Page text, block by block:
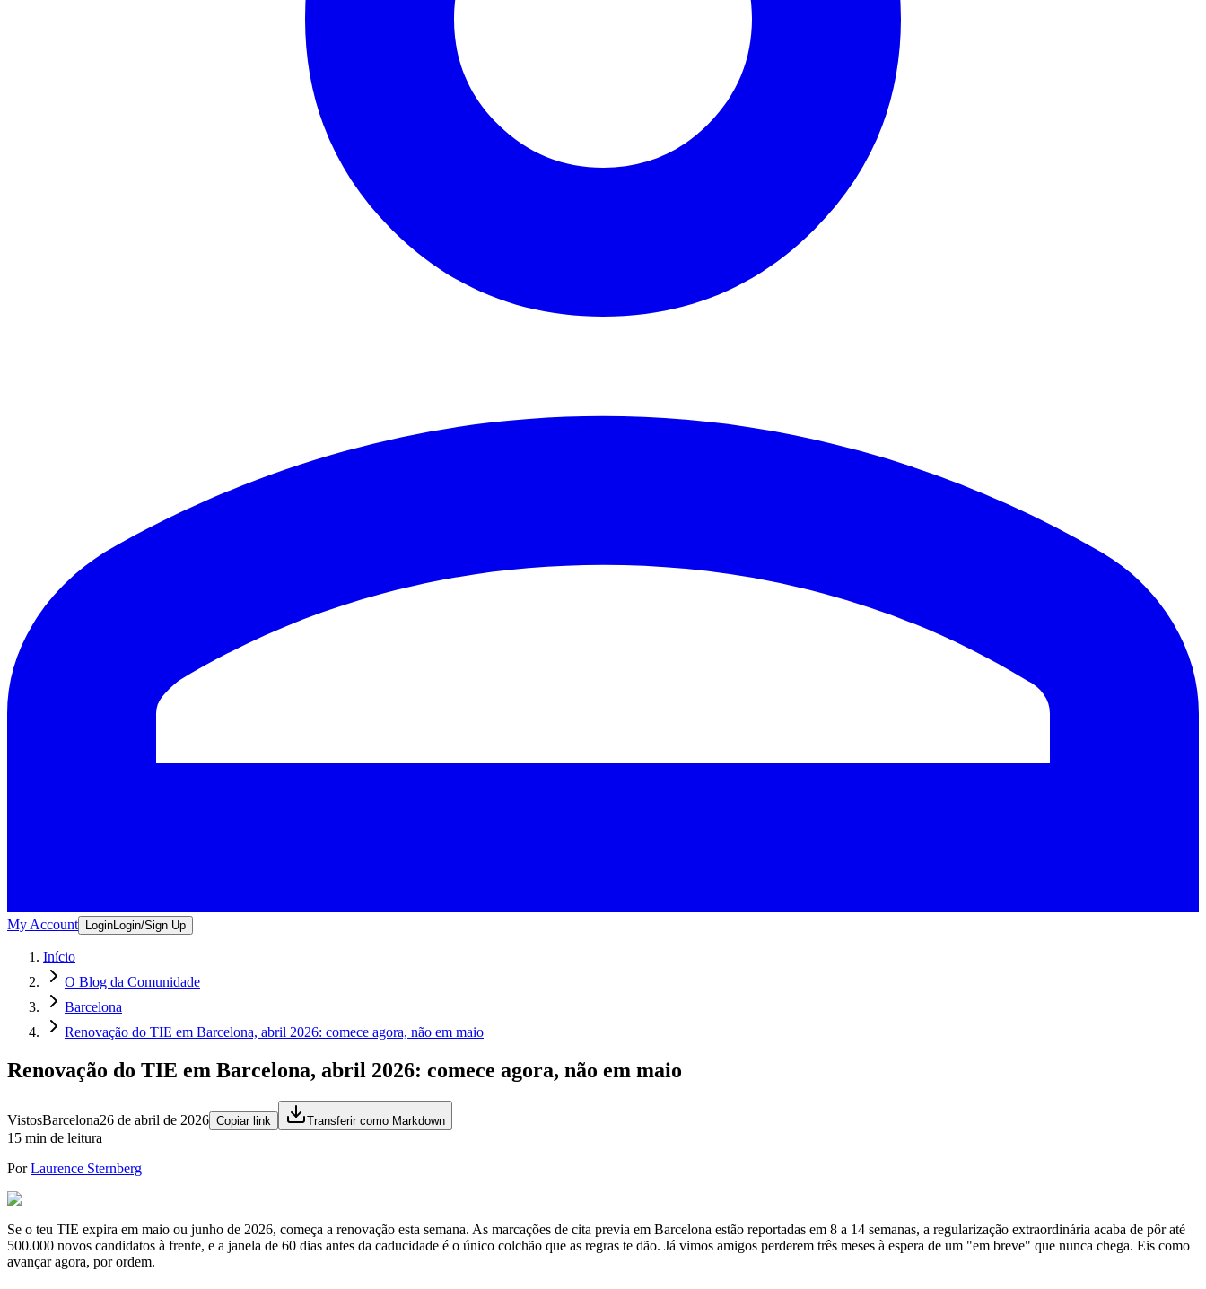
My Account LoginLogin/Sign Up
Início
O Blog da Comunidade
Barcelona
Renovação do TIE em Barcelona, abril 2026: comece agora, não em maio
Renovação do TIE em Barcelona, abril 2026: comece agora, não em maio
VistosBarcelona26 de abril de 2026 Copiar link Transferir como Markdown
15 min de leitura
Por Laurence Sternberg
Se o teu TIE expira em maio ou junho de 2026, começa a renovação esta semana. As marcações de cita previa em Barcelona estão reportadas em 8 a 14 semanas, a regularização extraordinária acaba de pôr até
500.000 novos candidatos à frente, e a janela de 60 dias antes da caducidade é o único colchão que as regras te dão. Já vimos amigos perderem três meses à espera de um "em breve" que nunca chega. Eis como
avançar agora, por ordem.